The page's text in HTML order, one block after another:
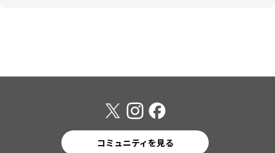
コミュニティを見る